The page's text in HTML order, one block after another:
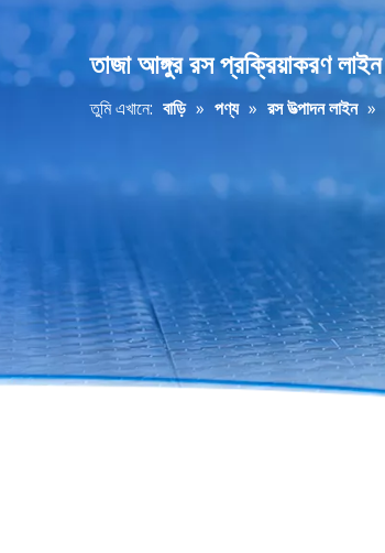
তাজা আঙ্গুর রস প্রক্রিয়াকরণ লাইন
তুমি এখানে: বাড়ি » পণ্য » রস উত্পাদন লাইন »